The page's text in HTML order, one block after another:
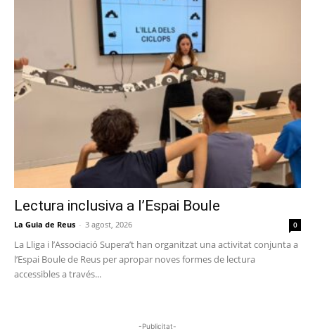
Lectura inclusiva a l’Espai Boule
La Guia de Reus - 3 agost, 2026 0
La Lliga i l’Associació Supera’t han organitzat una activitat conjunta a
l’Espai Boule de Reus per apropar noves formes de lectura
accessibles a través...
-Publicitat-